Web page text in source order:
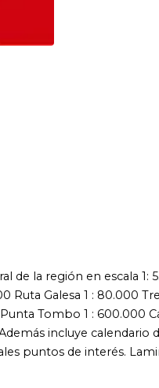
1: 5.700.000 y
Laminado para mayor